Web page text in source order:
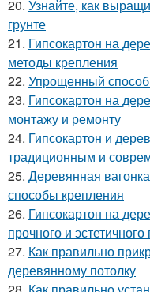
20. Узнайте, как
грунте
21. Гипсокартон на
методы крепления
22. Упрощенный способ
23. Гипсокартон на
монтажу и ремонту
24. Гипсокартон и
традиционным и
25. Деревянная
способы крепления
26. Гипсокартон на
прочного и
27. Как правильно
деревянному потолку